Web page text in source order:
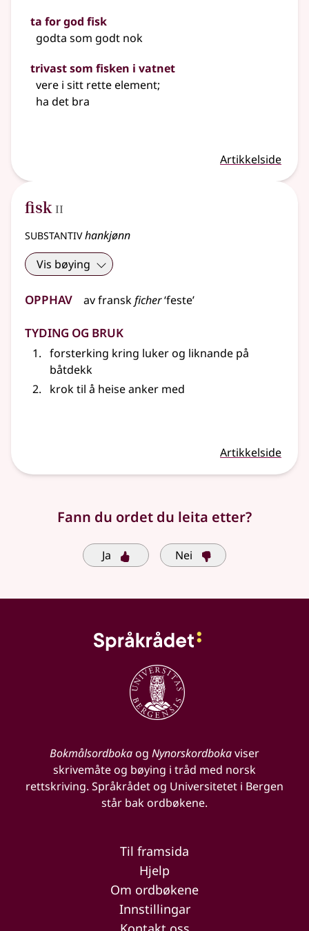
ta for god fisk
godta som godt nok
trivast som fisken i vatnet
vere i sitt rette element;
ha det bra
Artikkelside
fisk 2
II
substantivhankjønn
Vis bøying
Opphav avfranskficher‘feste’
Tyding og bruk
forsterking kring luker og liknande på
båtdekk
krok til å heise anker med
Artikkelside
Fann du ordet du leita etter?
Ja Nei
Bokmålsordbokaog Nynorskordbokaviser
skrivemåte og bøying i tråd med norsk
rettskriving. Språkrådet og Universitetet i Bergen
står bak ordbøkene.
Til framsida
Hjelp
Om ordbøkene
Innstillingar